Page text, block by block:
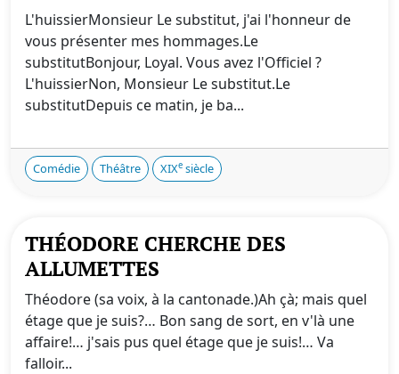
L'huissierMonsieur Le substitut, j'ai l'honneur de
vous présenter mes hommages.Le
substitutBonjour, Loyal. Vous avez l'Officiel ?
L'huissierNon, Monsieur Le substitut.Le
substitutDepuis ce matin, je ba...
Comédie Théâtre XIXe siècle
THÉODORE CHERCHE DES
ALLUMETTES
Théodore (sa voix, à la cantonade.)Ah çà; mais quel
étage que je suis?… Bon sang de sort, en v'là une
affaire!… j'sais pus quel étage que je suis!… Va
falloir...